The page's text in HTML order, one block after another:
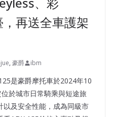
再送全車護架
, 豪爵 ibm
是豪爵摩托車於2024年10
於城市日常騎乘與短途旅
以及安全性能，成為同級市